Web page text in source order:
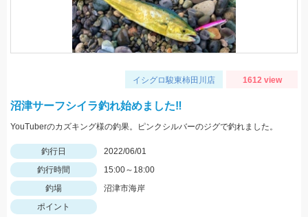
イシグロ駿東柿田川店 1612 view
沼津サーフシイラ釣れ始めました‼
YouTuberのカズキング様の釣果。ピンクシルバーのジグで釣れました。
釣行日
2022/06/01
釣行時間
15:00～18:00
釣場
沼津市海岸
ポイント